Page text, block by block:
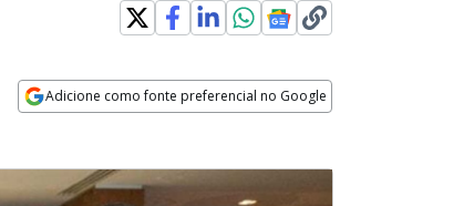
Adicione como fonte preferencial no Google